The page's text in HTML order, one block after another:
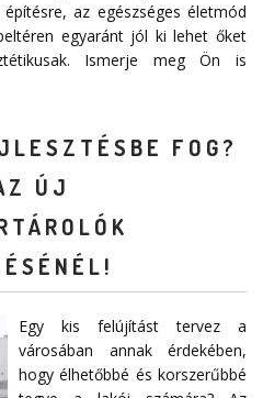
az egészséges életmód
egyaránt jól ki lehet őket
Ismerje meg Ön is
FOG?
ÚJ
Egy kis felújítást tervez a
városában annak érdekében,
hogy élhetőbbé és korszerűbbé